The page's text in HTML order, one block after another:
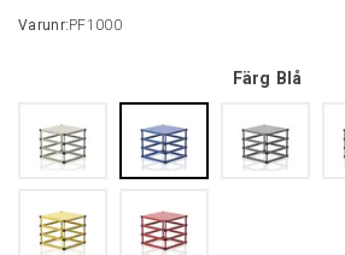
Varunr:PF1000
Färg Blå